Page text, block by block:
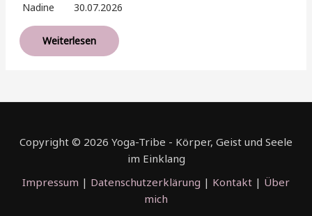
Nadine 30.07.2026
Weiterlesen
Copyright © 2026 Yoga-Tribe - Körper, Geist und Seele
im Einklang
Impressum | Datenschutzerklärung | Kontakt | Über
mich